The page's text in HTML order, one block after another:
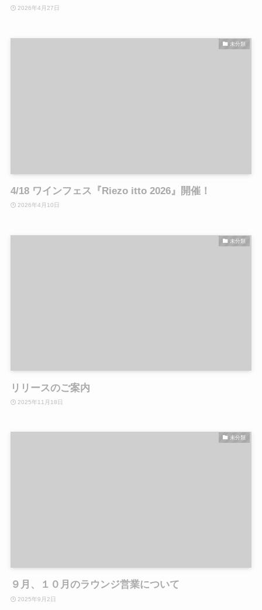
2026年4月27日
未分類
4/18 ワインフェス『Riezo itto 2026』開催！
2026年4月10日
未分類
リリースのご案内
2025年11月18日
未分類
９月、１０月のラウンジ営業について
2025年9月2日